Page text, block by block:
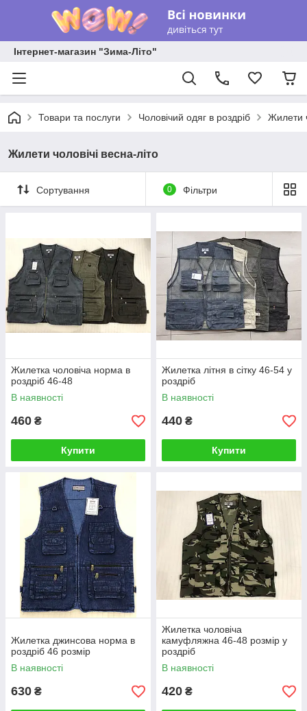
Інтернет-магазин "Зима-Літо"
Товари та послуги Чоловічий одяг в роздріб Жилети
Жилети чоловічі весна-літо
Сортування 0 Фільтри
Жилетка чоловіча норма в
роздріб 46-48
В наявності
460 ₴
Купити
Жилетка літня в сітку 46-54 у
роздріб
В наявності
440 ₴
Купити
Жилетка джинсова норма в
роздріб 46 розмір
В наявності
630 ₴
Жилетка чоловіча
камуфляжна 46-48 розмір у
роздріб
В наявності
420 ₴